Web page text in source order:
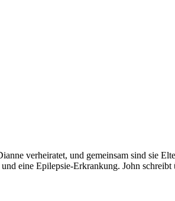
verheiratet, und gemeinsam sind sie
eine Epilepsie-Erkrankung. John